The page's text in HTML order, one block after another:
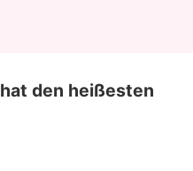
den heißesten